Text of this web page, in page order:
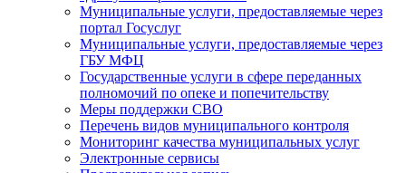
Муниципальные услуги, предоставляемые через
портал Госуслуг
Муниципальные услуги, предоставляемые через
ГБУ МФЦ
Государственные услуги в сфере переданных
полномочий по опеке и попечительству
Меры поддержки СВО
Перечень видов муниципального контроля
Мониторинг качества муниципальных услуг
Электронные сервисы